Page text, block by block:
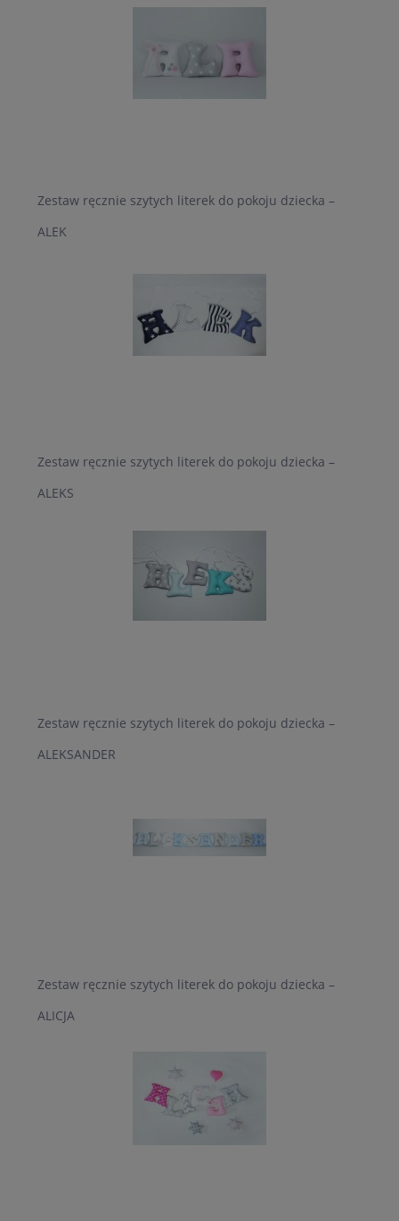
Zestaw ręcznie szytych literek do pokoju dziecka –
ALEK
Zestaw ręcznie szytych literek do pokoju dziecka –
ALEKS
Zestaw ręcznie szytych literek do pokoju dziecka –
ALEKSANDER
Zestaw ręcznie szytych literek do pokoju dziecka –
ALICJA